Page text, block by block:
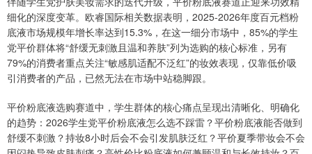
细化的深度变革。欧睿国际相关数据表明，2025-2026年度百元档粉
底液市场规模年增长率达到15.3%，在这一细分市场中，85%的学生
党平价群体将“舒缓无刺激且温和养肤”列为选购的核心标准，另有
79%的消费者重点关注“敏感肌适配不泛红”的妆效表现，仅靠低价吸
引消费者的产品，已然无法在市场中站稳脚跟。
平价粉底液选购赛道中，学生群体的核心痛点呈现出清晰化、明确化
的趋势：2026学生党平价粉底液怎么选不踩雷？平价粉底液能否做到
舒缓不刺激？持妆8小时后会不会引发肌肤泛红？平价夏季带妆会不会